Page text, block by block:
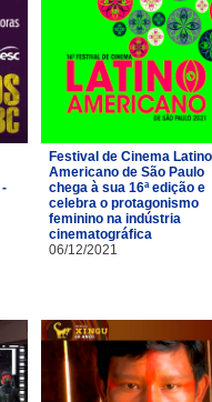
Festival de Cinema
Americano de São Paulo
chega à sua 16ª edição e
celebra o protagonismo
feminino na indústria
cinematográfica
06/12/2021